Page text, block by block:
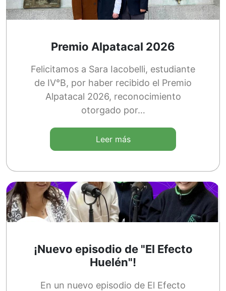
Premio Alpatacal 2026
Felicitamos a Sara Iacobelli, estudiante
de IV°B, por haber recibido el Premio
Alpatacal 2026, reconocimiento
otorgado por…
Leer más
¡Nuevo episodio de "El Efecto
Huelén"!
En un nuevo episodio de El Efecto